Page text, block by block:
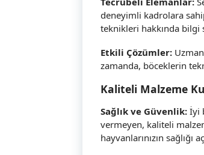
deneyimli kadrolara
teknikleri hakkında
Etkili Çözümler:
zamanda, böceklerin
Kaliteli Malzeme
Sağlık ve Güvenlik: İyi
vermeyen, kaliteli
hayvanlarınızın sağlığı